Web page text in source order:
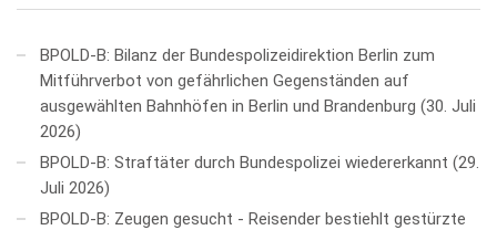
BPOLD-B: Bilanz der Bundespolizeidirektion Berlin zum
Mitführverbot von gefährlichen Gegenständen auf
ausgewählten Bahnhöfen in Berlin und Brandenburg 30. Juli
2026
BPOLD-B: Straftäter durch Bundespolizei wiedererkannt
29.
Juli 2026
BPOLD-B: Zeugen gesucht - Reisender bestiehlt gestürzte